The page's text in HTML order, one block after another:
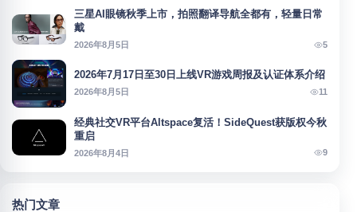
三星AI眼镜秋季上市，拍照翻译导航全都有，轻量日常
戴
2026年8月5日 5
2026年7月17日至30日上线VR游戏周报及认证体系介绍
2026年8月5日 11
经典社交VR平台Altspace复活！SideQuest获版权今秋
重启
2026年8月4日 9
热门文章